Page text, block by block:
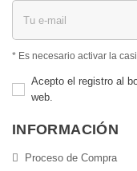
* Es necesario activar la
Acepto el registro al
web.
INFORMACIÓN
Proceso de Compra